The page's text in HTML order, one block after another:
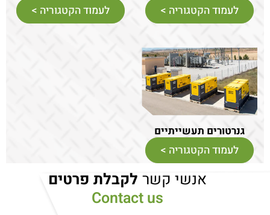
לעמוד הקטגוריה >
לעמוד הקטגוריה >
גנרטורים תעשייתיים
לעמוד הקטגוריה >
אנשי קשר לקבלת פרטים
Contact us